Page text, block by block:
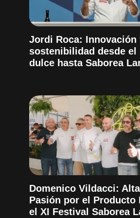
Jordi Roca: Innovación
sostenibilidad desde el
dulce hasta Saborea
Domenico Vildacci:
Pasión por el Producto
el XI Festival Saborea